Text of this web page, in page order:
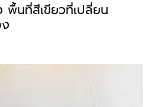
พื้นที่สีเขียวที่เปลี่ยน